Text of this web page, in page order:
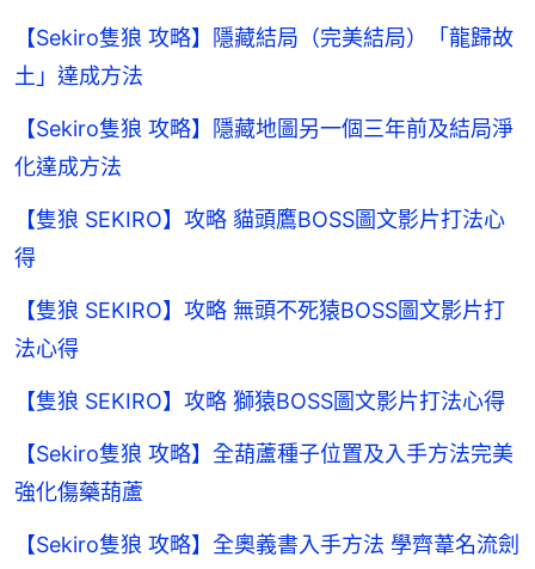
【Sekiro隻狼 攻略】隱藏結局（完美結局）「龍歸故
土」達成方法
【Sekiro隻狼 攻略】隱藏地圖另一個三年前及結局淨
化達成方法
【隻狼 SEKIRO】攻略 貓頭鷹BOSS圖文影片打法心
得
【隻狼 SEKIRO】攻略 無頭不死猿BOSS圖文影片打
法心得
【隻狼 SEKIRO】攻略 獅猿BOSS圖文影片打法心得
【Sekiro隻狼 攻略】全葫蘆種子位置及入手方法完美
強化傷藥葫蘆
【Sekiro隻狼 攻略】全奧義書入手方法 學齊葦名流劍